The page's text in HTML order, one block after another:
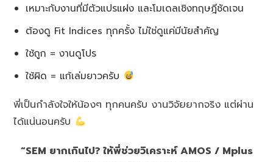
เหมาะกับงานที่มีตัวแปรแฝง และโมเดลเชิงทฤษฎีชัดเจน
ต้องดู Fit Indices ทุกครั้ง ไม่ใช่ดูแค่มีนัยสำคัญ
ใช้ถูก = งานดูโปร
ใช้ผิด = แก้เล่มยาวครับ
พี่เป็นกำลังใจให้น้องๆ ทุกคนครับ งานวิจัยยากจริง แต่ผ่าน
ได้แน่นอนครับ
“SEM ยากเกินไป? ให้พี่ช่วยวิเคราะห์ AMOS / Mplus